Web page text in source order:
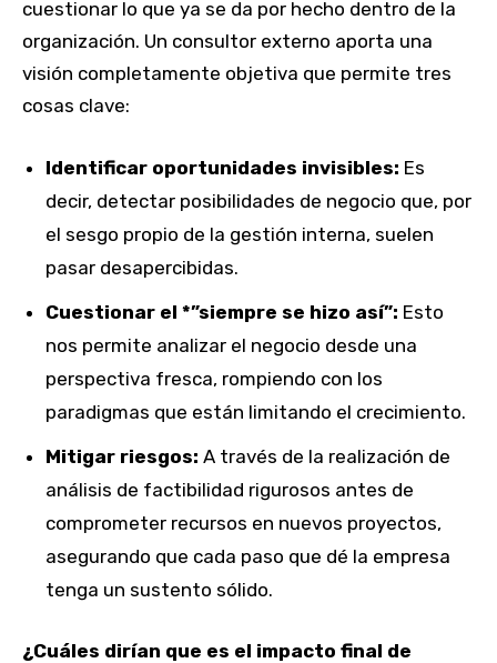
cuestionar lo que ya se da por hecho dentro de la
organización. Un consultor externo aporta una
visión completamente objetiva que permite tres
cosas clave:
Identificar oportunidades invisibles: Es
decir, detectar posibilidades de negocio que, por
el sesgo propio de la gestión interna, suelen
pasar desapercibidas.
Cuestionar el *”siempre se hizo así”: Esto
nos permite analizar el negocio desde una
perspectiva fresca, rompiendo con los
paradigmas que están limitando el crecimiento.
Mitigar riesgos: A través de la realización de
análisis de factibilidad rigurosos antes de
comprometer recursos en nuevos proyectos,
asegurando que cada paso que dé la empresa
tenga un sustento sólido.
¿Cuáles dirían que es el impacto final de